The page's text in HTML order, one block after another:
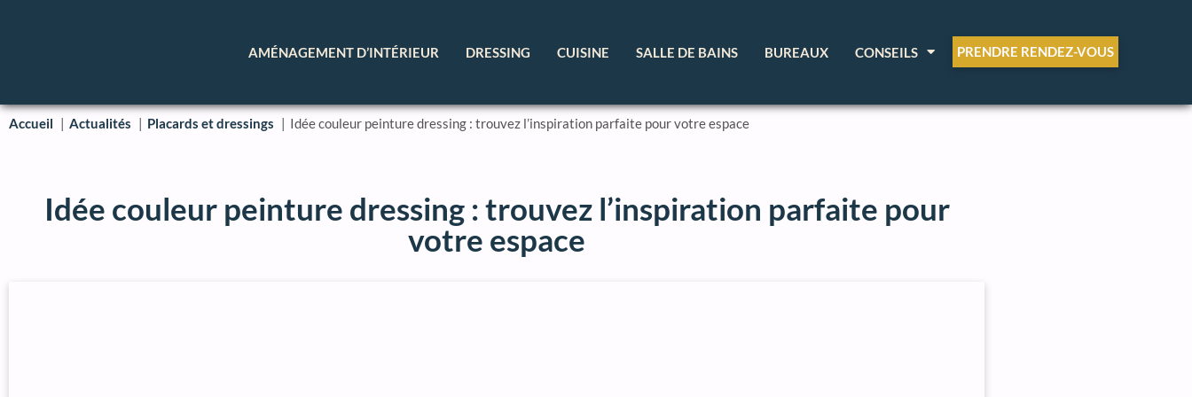
AMÉNAGEMENT D’INTÉRIEUR DRESSING CUISINE SALLE DE BAINS BUREAUX CONSEILS PRENDRE RENDEZ-VOUS
Accueil Actualités Placards et dressings Idée couleur peinture dressing : trouvez l’inspiration parfaite pour votre espace
Idée couleur peinture dressing : trouvez l’inspiration parfaite pour
votre espace